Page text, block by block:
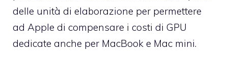
delle unità di elaborazione per permettere
ad Apple di compensare i costi di GPU
dedicate anche per MacBook e Mac mini.